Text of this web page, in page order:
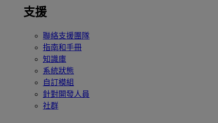
支援
聯絡支援團隊
指南和手冊
知識庫
系統狀態
自訂模組
針對開發人員
社群